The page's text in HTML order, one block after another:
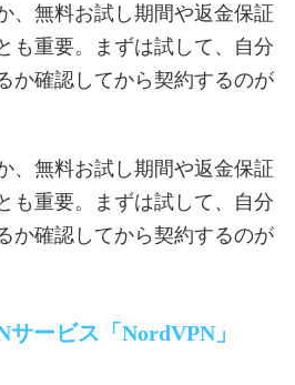
、無料お試し期間や返金保証
も重要。まずは試して、自分
か確認してから契約するのが
、無料お試し期間や返金保証
も重要。まずは試して、自分
か確認してから契約するのが
ービス「NordVPN」